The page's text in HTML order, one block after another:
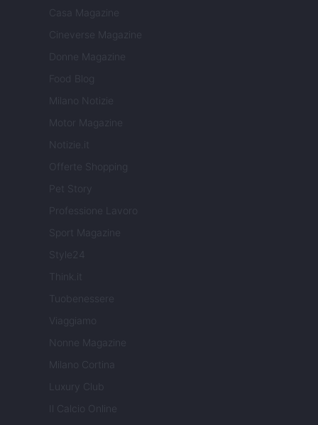
Casa Magazine
Cineverse Magazine
Donne Magazine
Food Blog
Milano Notizie
Motor Magazine
Notizie.it
Offerte Shopping
Professione Lavoro
Sport Magazine
Style24
Think.it
Tuobenessere
Viaggiamo
Nonne Magazine
Milano Cortina
Luxury Club
Il Calcio Online